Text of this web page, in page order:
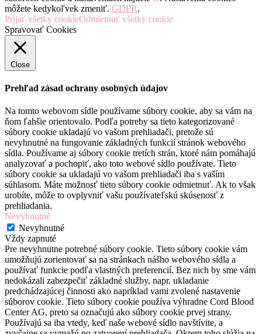
môžete kedykoľvek zmeniť. GDPR.
Prijať všetky cookieOdmietnuť všetky cookie
Spravovať Cookies
Close
Prehľad zásad ochrany osobných údajov
Na tomto webovom sídle používame súbory cookie, aby sa vám na
ňom ľahšie orientovalo. Podľa potreby sa tieto kategorizované
súbory cookie ukladajú vo vašom prehliadači, pretože sú
nevyhnutné na fungovanie základných funkcií stránok webového
sídla. Používame aj súbory cookie tretích strán, ktoré nám pomáhajú
analyzovať a pochopiť, ako toto webové sídlo používate. Tieto
súbory cookie sa ukladajú vo vašom prehliadači iba s vaším
súhlasom. Máte možnosť tieto súbory cookie odmietnuť. Ak to však
urobíte, môže to ovplyvniť vašu používateľskú skúsenosť z
prehliadania.
Nevyhnutné
Nevyhnutné
Vždy zapnuté
Pre nevyhnutne potrebné súbory cookie. Tieto súbory cookie vám
umožňujú zorientovať sa na stránkach nášho webového sídla a
používať funkcie podľa vlastných preferencií. Bez nich by sme vám
nedokázali zabezpečiť základné služby, napr. ukladanie
predchádzajúcej činnosti ako napríklad vami zvolené nastavenie
súborov cookie. Tieto súbory cookie používa výhradne Cord Blood
Center AG, preto sa označujú ako súbory cookie prvej strany.
Používajú sa iba vtedy, keď naše webové sídlo navštívite, a